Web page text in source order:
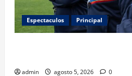
Espectaculos Principal
admin agosto 5, 2026 0